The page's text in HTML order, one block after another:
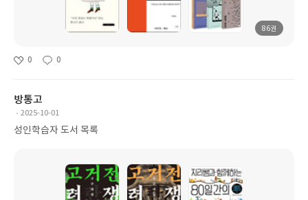
86권
0 0
방통고
2025-10-01
성인학습자 도서 목록